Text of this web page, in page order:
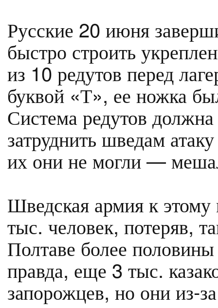
Русские 20 июня
быстро строить
из 10 редутов перед
буквой «Т», ее ножка
Система редутов
затруднить шведам
их они не могли —
Шведская армия к
тыс. человек, потеряв,
Полтаве более
правда, еще 3 тыс.
запорожцев, но они из-